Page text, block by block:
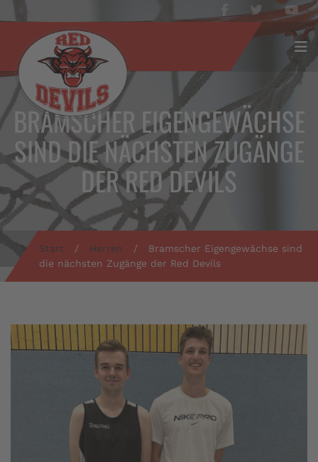
BRAMSCHER EIGENGEWÄCHSE
SIND DIE NÄCHSTEN ZUGÄNGE
DER RED DEVILS
Start / Herren /
Bramscher Eigengewächse sind
die nächsten Zugänge der Red Devils